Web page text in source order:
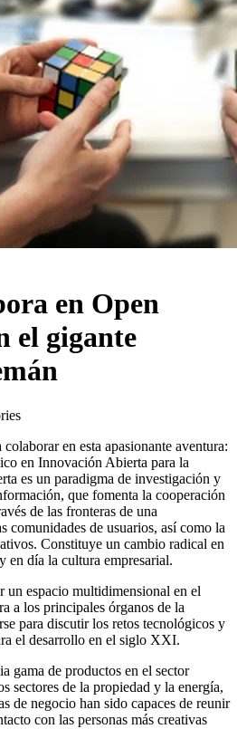
en Open
el gigante
en esta apasionante aventura:
en Innovación Abierta para la
es un paradigma de investigación y
que fomenta la cooperación
de las fronteras de una
comunidades de usuarios, así como la
Constituye un cambio radical en
en día la cultura empresarial.
un espacio multidimensional en el
a los principales órganos de la
para discutir los retos tecnológicos y
el desarrollo en el siglo XXI.
gama de productos en el sector
sectores de la propiedad y la energía,
de negocio han sido capaces de reunir
con las personas más creativas